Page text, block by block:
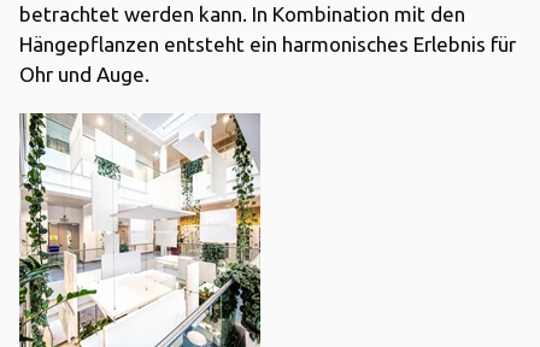
betrachtet werden kann. In Kombination mit den
Hängepflanzen entsteht ein harmonisches Erlebnis für
Ohr und Auge.